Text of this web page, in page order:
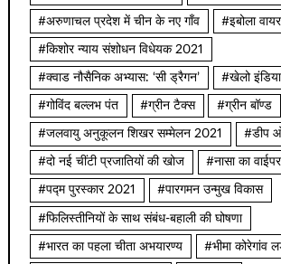
#अरुणाचल प्रदेश में चीन के नए गाँव #इबोला
#किशोर न्याय संशोधन विधेयक 2021
#क्वाड नौसैनिक अभ्यास: ‘सी ड्रैगन’ #खेलो
#गोविंद बल्लभ पंत #ग्रीन टैक्स #ग्रीन बॉण्ड
#जलवायु अनुकूलन शिखर सम्मेलन 2021 #डीप
#दो नई चींटी प्रजातियों की खोज #नासा का
#पद्म पुरस्कार 2021 #पारगमन उन्मुख विकास
#फिलिस्तीनियों के साथ संबंध-बहाली की घोषणा
#भारत का पहला चीता अभयारण्य #भीमा कोरेगांव